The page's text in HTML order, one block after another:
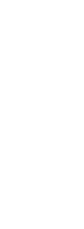
no cancro da
doentes não
e
do ouvido com